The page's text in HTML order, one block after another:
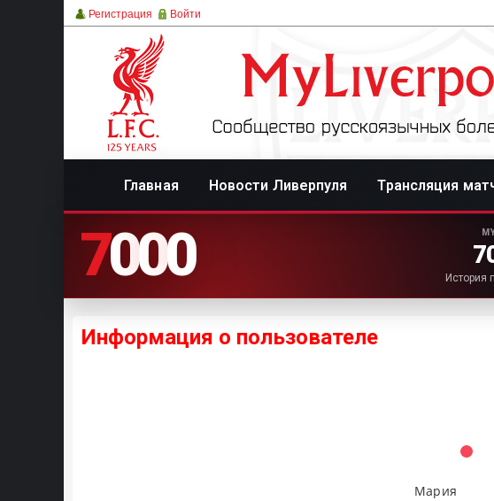
Регистрация Войти
Главная Новости Ливерпуля Трансляция
7000 История
Информация о пользователе
Мария